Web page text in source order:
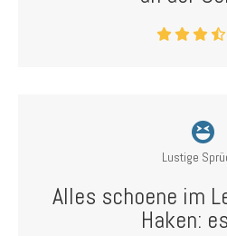
Lustige
Alles schoene im
Haken: